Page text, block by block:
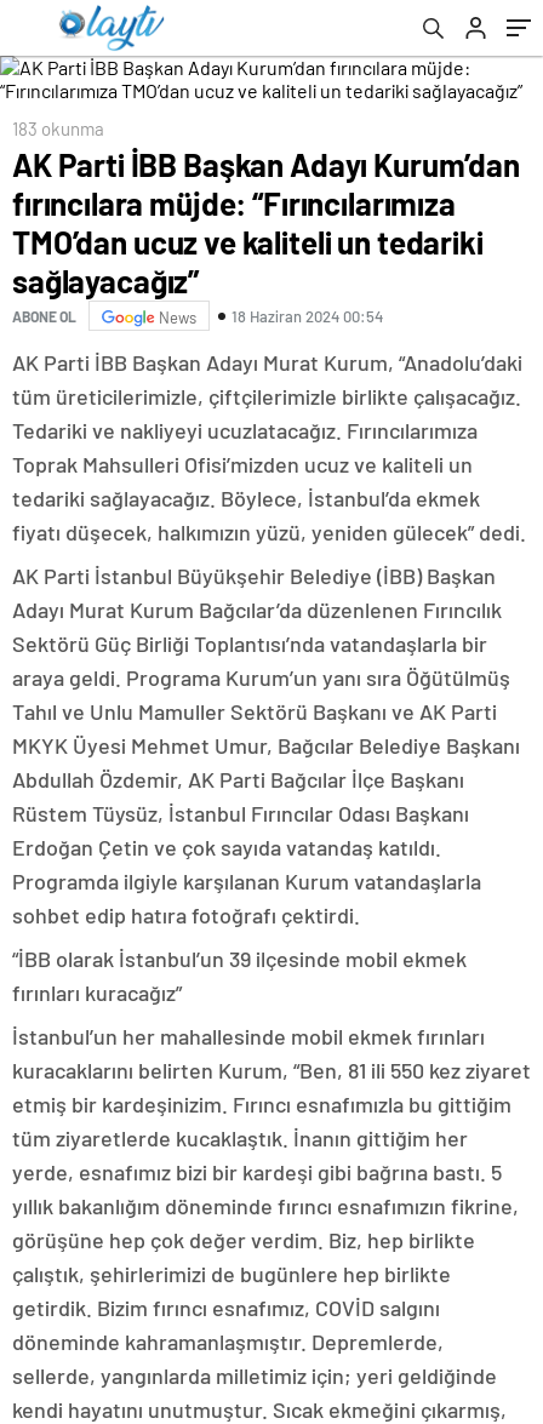
ucuz ve kaliteli un tedariki sağlayacağız”
183 okunma
AK Parti İBB Başkan Adayı Kurum’dan
fırıncılara müjde: “Fırıncılarımıza
TMO’dan ucuz ve kaliteli un tedariki
sağlayacağız”
ABONE OL News 18 Haziran 2024 00:54
AK Parti İBB Başkan Adayı Murat Kurum, “Anadolu’daki
tüm üreticilerimizle, çiftçilerimizle birlikte çalışacağız.
Tedariki ve nakliyeyi ucuzlatacağız. Fırıncılarımıza
Toprak Mahsulleri Ofisi’mizden ucuz ve kaliteli un
tedariki sağlayacağız. Böylece, İstanbul’da ekmek
fiyatı düşecek, halkımızın yüzü, yeniden gülecek” dedi.
AK Parti İstanbul Büyükşehir Belediye (İBB) Başkan
Adayı Murat Kurum Bağcılar’da düzenlenen Fırıncılık
Sektörü Güç Birliği Toplantısı’nda vatandaşlarla bir
araya geldi. Programa Kurum’un yanı sıra Öğütülmüş
Tahıl ve Unlu Mamuller Sektörü Başkanı ve AK Parti
MKYK Üyesi Mehmet Umur, Bağcılar Belediye Başkanı
Abdullah Özdemir, AK Parti Bağcılar İlçe Başkanı
Rüstem Tüysüz, İstanbul Fırıncılar Odası Başkanı
Erdoğan Çetin ve çok sayıda vatandaş katıldı.
Programda ilgiyle karşılanan Kurum vatandaşlarla
sohbet edip hatıra fotoğrafı çektirdi.
“İBB olarak İstanbul’un 39 ilçesinde mobil ekmek
fırınları kuracağız”
İstanbul’un her mahallesinde mobil ekmek fırınları
kuracaklarını belirten Kurum, “Ben, 81 ili 550 kez ziyaret
etmiş bir kardeşinizim. Fırıncı esnafımızla bu gittiğim
tüm ziyaretlerde kucaklaştık. İnanın gittiğim her
yerde, esnafımız bizi bir kardeşi gibi bağrına bastı. 5
yıllık bakanlığım döneminde fırıncı esnafımızın fikrine,
görüşüne hep çok değer verdim. Biz, hep birlikte
çalıştık, şehirlerimizi de bugünlere hep birlikte
getirdik. Bizim fırıncı esnafımız, COVİD salgını
döneminde kahramanlaşmıştır. Depremlerde,
sellerde, yangınlarda milletimiz için; yeri geldiğinde
kendi hayatını unutmuştur. Sıcak ekmeğini çıkarmış,